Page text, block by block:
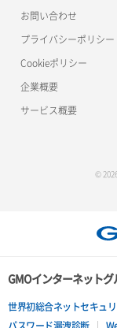
お問い合わせ
プライバシーポリシー
Cookieポリシー
企業概要
サービス概要
©
GMOインターネット
世界初総合ネットセキュ